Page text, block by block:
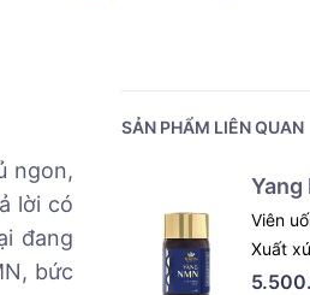
ngon,
lời có
đang
bức
SẢN PHẨM LIÊN QUAN
Yang
Viên
Xuất